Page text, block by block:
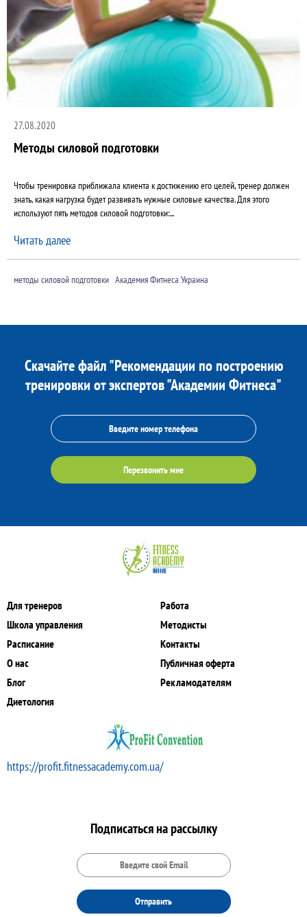
27.08.2020
Методы силовой подготовки
Чтобы тренировка приближала клиента к достижению его целей, тренер должен
знать, какая нагрузка будет развивать нужные силовые качества. Для этого
используют пять методов силовой подготовки:...
Читать далее
методы силовой подготовки Академия Фитнеса Украина
Скачайте файл "Рекомендации по построению
тренировки от экспертов "Академии Фитнеса"
Перезвонить мне
Для тренеров
Школа управления
Расписание
О нас
Блог
Диетология
Работа
Методисты
Контакты
Публичная оферта
Рекламодателям
https://profit.fitnessacademy.com.ua/
Подписаться на рассылку
Отправить